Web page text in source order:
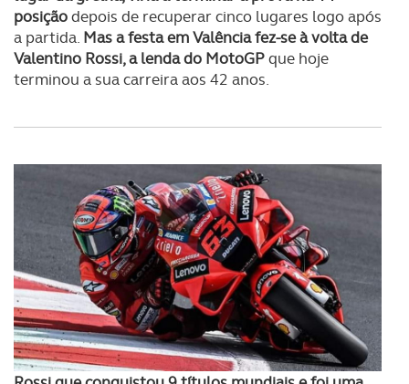
posiçãodepois de recuperar cinco lugares logo após
a partida. Mas a festa em Valência fez-se à volta de
Valentino Rossi, a lenda do MotoGPque hoje
terminou a sua carreira aos 42 anos.